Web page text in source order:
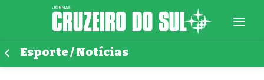
Esporte / Notícias